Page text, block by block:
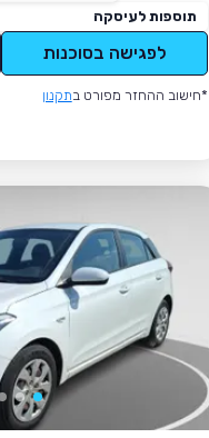
תוספות לעיסקה
לפגישה בסוכנות
*חישוב ההחזר מפורט בתקנון